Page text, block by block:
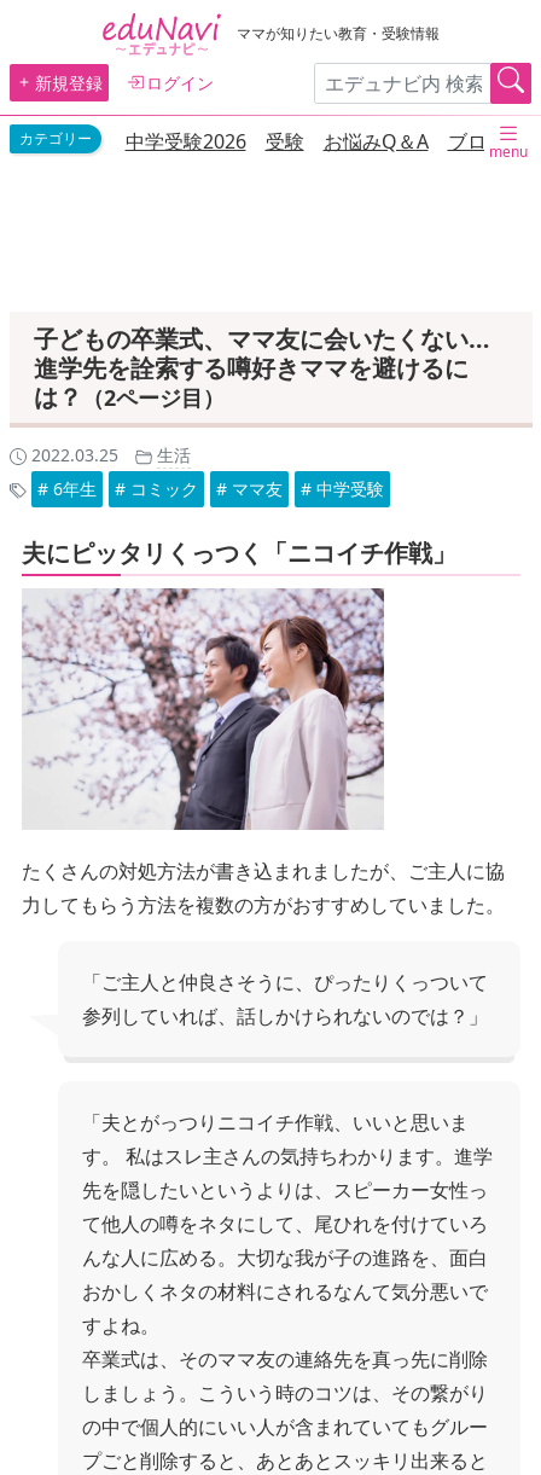
ママが知りたい教育・受験情報
新規登録 ログイン
中学受験2026 受験 お悩みQ＆A ブログmenu
子どもの卒業式、ママ友に会いたくない…
進学先を詮索する噂好きママを避けるに
は？
（2ページ目）
2022.03.25
生活
# 6年生
# コミック # ママ友 # 中学受験
夫にピッタリくっつく「ニコイチ作戦」
たくさんの対処方法が書き込まれましたが、ご主人に協
力してもらう方法を複数の方がおすすめしていました。
「ご主人と仲良さそうに、ぴったりくっついて
参列していれば、話しかけられないのでは？」
「夫とがっつりニコイチ作戦、いいと思いま
す。 私はスレ主さんの気持ちわかります。進学
先を隠したいというよりは、スピーカー女性っ
て他人の噂をネタにして、尾ひれを付けていろ
んな人に広める。大切な我が子の進路を、面白
おかしくネタの材料にされるなんて気分悪いで
すよね。
卒業式は、そのママ友の連絡先を真っ先に削除
しましょう。こういう時のコツは、その繋がり
の中で個人的にいい人が含まれていてもグルー
プごと削除すると、あとあとスッキリ出来ると